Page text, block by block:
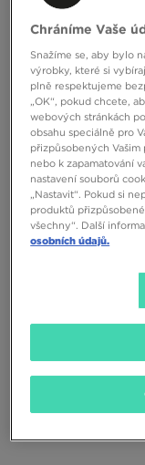
3190 Kč
Chráníme Vaše
Snažíme se, aby bylo
výrobky, které si
plně respektujeme
„OK“, pokud chcete,
webových stránkách
obsahu speciálně pro
přizpůsobených
nebo k zapamatování
nastavení souborů
„Nastavit“. Pokud si
produktů
všechny“. Další
osobních údajů.